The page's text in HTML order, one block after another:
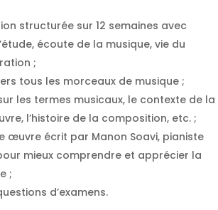
structurée sur 12 semaines avec
écoute de la musique, vie du
;
tous les morceaux de musique ;
les termes musicaux, le contexte de la
l’histoire de la composition, etc. ;
œuvre écrit par Manon Soavi, pianiste
mieux comprendre et apprécier la
;
d’examens.